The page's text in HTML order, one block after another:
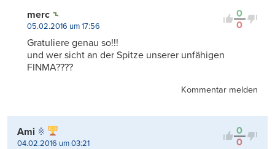
0
0
merc
05.02.2016 um 17:56
Gratuliere genau so!!!
und wer sicht an der Spitze unserer unfähigen
FINMA????
Kommentar melden
0
0
Ami
04.02.2016 um 03:21